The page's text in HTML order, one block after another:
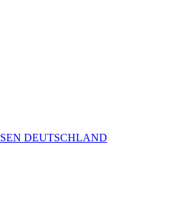
DEUTSCHLAND